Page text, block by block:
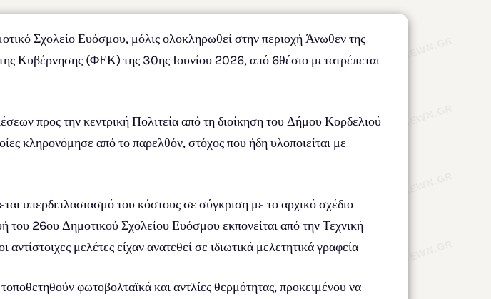
Σχολείο Ευόσμου, μόλις ολοκληρωθεί στην περιοχή Άνωθεν της
Κυβέρνησης (ΦΕΚ) της 30ης Ιουνίου 2026, από 6θέσιο μετατρέπεται
προς την κεντρική Πολιτεία από τη διοίκηση του Δήμου Κορδελιού
κληρονόμησε από το παρελθόν, στόχος που ήδη υλοποιείται με
υπερδιπλασιασμό του κόστους σε σύγκριση με το αρχικό σχέδιο
του 26ου Δημοτικού Σχολείου Ευόσμου εκπονείται από την Τεχνική
μελέτες είχαν ανατεθεί σε ιδιωτικά μελετητικά γραφεία
φωτοβολταϊκά και αντλίες θερμότητας, προκειμένου να